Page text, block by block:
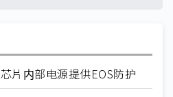
片内部电源提供EOS防护